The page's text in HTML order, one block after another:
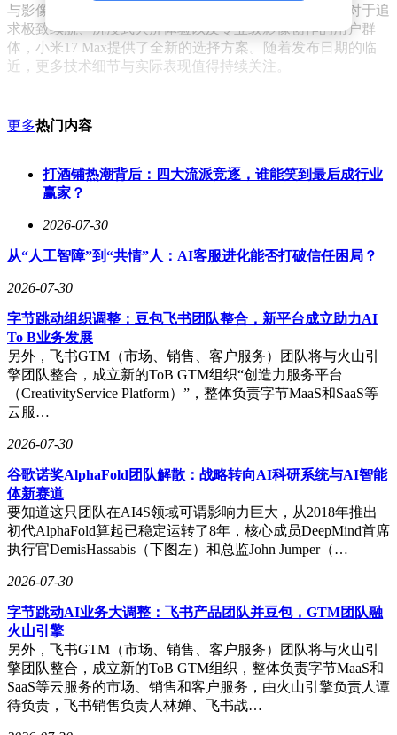
与影像系统的协同优化，构建起差异化的产品竞争力。对于追
求极致续航、沉浸式大屏体验以及专业级影像创作的用户群
体，小米17 Max提供了全新的选择方案。随着发布日期的临
近，更多技术细节与实际表现值得持续关注。
更多热门内容
打酒铺热潮背后：四大流派竞逐，谁能笑到最后成行业
赢家？
2026-07-30
从“人工智障”到“共情”人：AI客服进化能否打破信任困局？
2026-07-30
字节跳动组织调整：豆包飞书团队整合，新平台成立助力AI
To B业务发展
另外，飞书GTM（市场、销售、客户服务）团队将与火山引
擎团队整合，成立新的ToB GTM组织“创造力服务平台
（CreativityService Platform）”，整体负责字节MaaS和SaaS等
云服…
2026-07-30
谷歌诺奖AlphaFold团队解散：战略转向AI科研系统与AI智能
体新赛道
要知道这只团队在AI4S领域可谓影响力巨大，从2018年推出
初代AlphaFold算起已稳定运转了8年，核心成员DeepMind首席
执行官DemisHassabis（下图左）和总监John Jumper（…
2026-07-30
字节跳动AI业务大调整：飞书产品团队并豆包，GTM团队融
火山引擎
另外，飞书GTM（市场、销售、客户服务）团队将与火山引
擎团队整合，成立新的ToB GTM组织，整体负责字节MaaS和
SaaS等云服务的市场、销售和客户服务，由火山引擎负责人谭
待负责，飞书销售负责人林婵、飞书战…